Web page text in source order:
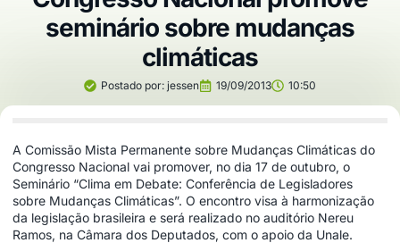
seminário sobre mudanças
climáticas
Postado por: jessen 19/09/2013 10:50
A Comissão Mista Permanente sobre Mudanças Climáticas do
Congresso Nacional vai promover, no dia 17 de outubro, o
Seminário “Clima em Debate: Conferência de Legisladores
sobre Mudanças Climáticas”. O encontro visa à harmonização
da legislação brasileira e será realizado no auditório Nereu
Ramos, na Câmara dos Deputados, com o apoio da Unale.